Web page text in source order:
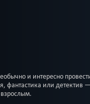
и интересно
фантастика или детектив —